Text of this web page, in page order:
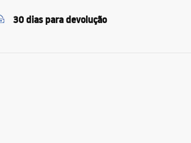
30 dias para devolução